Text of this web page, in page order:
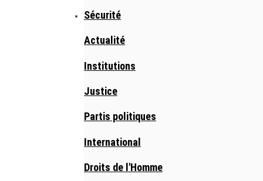
Sécurité
Actualité
Institutions
Justice
Partis politiques
International
Droits de l'Homme